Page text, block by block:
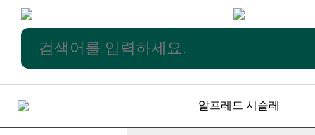
알프레드 시슬레